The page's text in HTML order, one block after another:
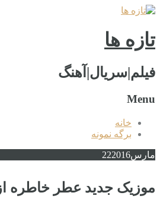
تازه ها
فیلم|سریال|آهنگ
Menu
خانه
برگه نمونه
مارس 222016
موزیک جدید عطر خاطره